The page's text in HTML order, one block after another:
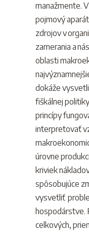
manažmente.
pojmový
zdrojov v
zamerania a
oblasti
dokáže
fiškálnej
princípy
interpretovať
úrovne
kriviek
spôsobujúce
vysvetliť
hospodárstve.
celkových,